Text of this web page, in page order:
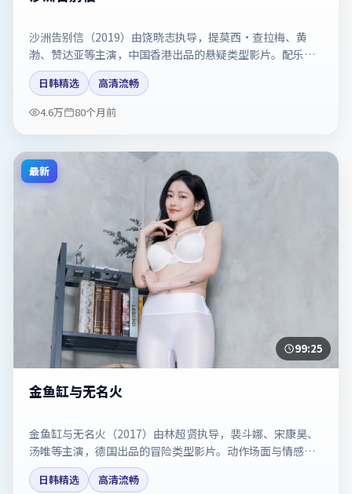
沙洲告别信（2019）由饶晓志执导，提莫西·查拉梅、黄
渤、赞达亚等主演，中国香港出品的悬疑类型影片。配乐与
剪辑强化了宿命感。剧情简介与主创信息可供检索参考，上
映日期以片方资料为准。
日韩精选
高清流畅
4.6万
80个月前
最新
99:25
金鱼缸与无名火
金鱼缸与无名火（2017）由林超贤执导，裴斗娜、宋康昊、
汤唯等主演，德国出品的冒险类型影片。动作场面与情感戏
比例拿捏得当。剧情简介与主创信息可供检索参考，上映日
期以片方资料为准。
日韩精选
高清流畅